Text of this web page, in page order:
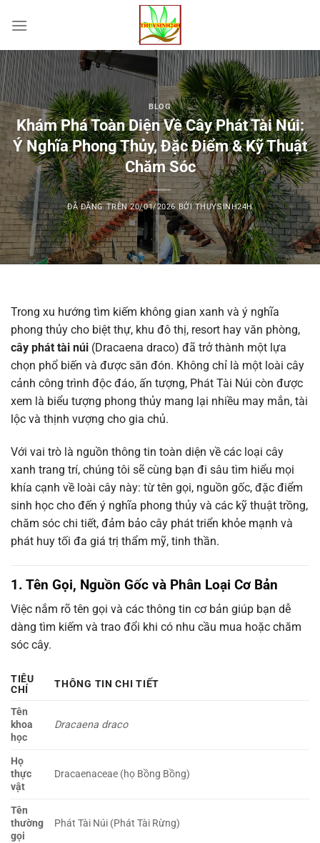
đến
dung
BLOG
Khám Phá Toàn Diện Về Cây Phát Tài Núi:
Ý Nghĩa Phong Thủy, Đặc Điểm & Kỹ Thuật
Chăm Sóc
ĐÃ ĐĂNG TRÊN20/01/2026 BỞITHUYSINH24H
Trong xu hướng tìm kiếm không gian xanh và ý nghĩa
phong thủy cho biệt thự, khu đô thị, resort hay văn phòng,
cây phát tài núi (Dracaena draco) đã trở thành một lựa
chọn phổ biến và được săn đón. Không chỉ là một loài cây
cảnh công trình độc đáo, ấn tượng, Phát Tài Núi còn được
xem là biểu tượng phong thủy mang lại nhiều may mắn, tài
lộc và thịnh vượng cho gia chủ.
Với vai trò là nguồn thông tin toàn diện về các loại cây
xanh trang trí, chúng tôi sẽ cùng bạn đi sâu tìm hiểu mọi
khía cạnh về loài cây này: từ tên gọi, nguồn gốc, đặc điểm
sinh học cho đến ý nghĩa phong thủy và các kỹ thuật trồng,
chăm sóc chi tiết, đảm bảo cây phát triển khỏe mạnh và
phát huy tối đa giá trị thẩm mỹ, tinh thần.
1. Tên Gọi, Nguồn Gốc và Phân Loại Cơ Bản
Việc nắm rõ tên gọi và các thông tin cơ bản giúp bạn dễ
dàng tìm kiếm và trao đổi khi có nhu cầu mua hoặc chăm
sóc cây.
TIÊU
CHÍ
THÔNG TIN CHI TIẾT
Tên
khoa
học
Dracaena draco
Họ
thực
vật
Dracaenaceae (họ Bồng Bồng)
Tên
thường
gọi
Phát Tài Núi (Phát Tài Rừng)